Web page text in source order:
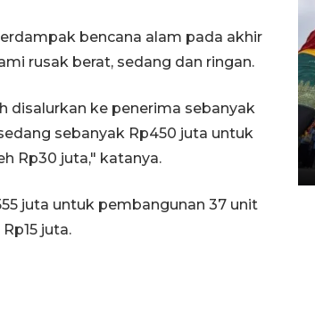
bencana alam pada akhir
rusak berat, sedang dan ringan.
disalurkan ke penerima sebanyak
sebanyak Rp450 juta untuk
Rp30 juta," katanya.
juta untuk pembangunan 37 unit
juta.
Penggantian konstruksi jalan
Lintas Sumatera di Sumbar
05 August 2026 10:35 WIB